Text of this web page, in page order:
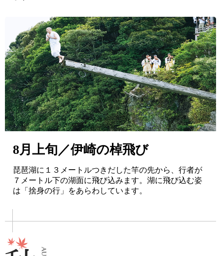
8月上旬／伊崎の棹飛び
琵琶湖に１３メートルつきだした竿の先から、行者が
７メートル下の湖面に飛び込みます。湖に飛び込む姿
は「捨身の行」をあらわしています。